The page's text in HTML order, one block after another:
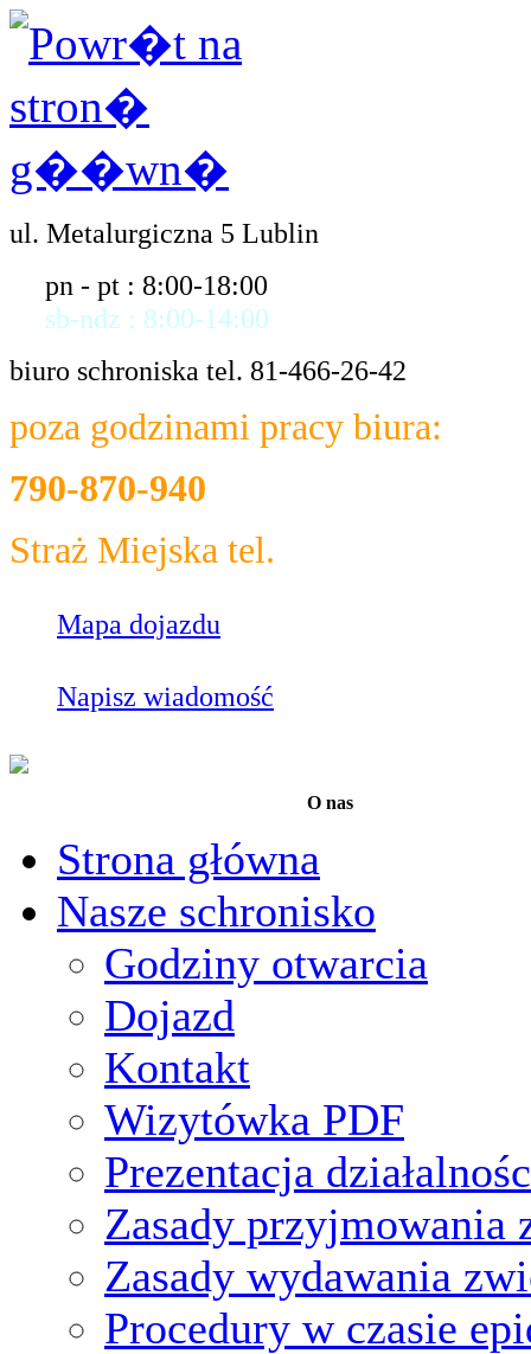
ul. Metalurgiczna 5 Lublin
pn - pt : 8:00-18:00
sb-ndz : 8:00-14:00
biuro schroniska tel. 81-466-26-42
poza godzinami pracy biura:
790-870-940
Straż Miejska tel.
Mapa dojazdu
Napisz wiadomość
O nas
Strona główna
Nasze schronisko
Godziny otwarcia
Dojazd
Kontakt
Wizytówka PDF
Prezentacja
Zasady przyjmowania
Zasady wydawania
Procedury w czasie